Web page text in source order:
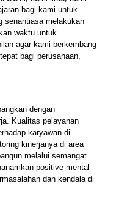
bagi kami untuk
senantiasa melakukan
waktu untuk
agar kami berkembang
bagi perusahaan,
dengan
Kualitas pelayanan
karyawan di
kinerjanya di area
melalui semangat
positive mental
dan kendala di